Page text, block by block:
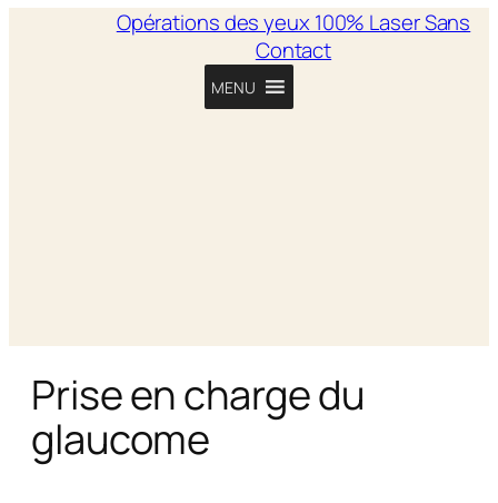
Opérations des yeux 100% Laser Sans
Contact
MENU
Prise en charge du
glaucome